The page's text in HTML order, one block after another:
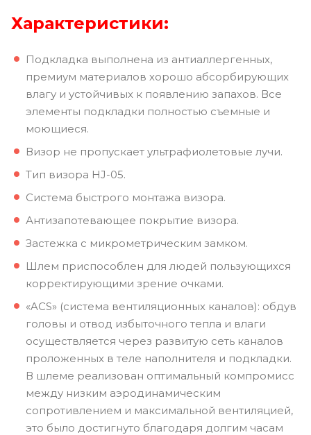
Характеристики:
Подкладка выполнена из антиаллергенных,
премиум материалов хорошо абсорбирующих
влагу и устойчивых к появлению запахов. Все
элементы подкладки полностью съемные и
моющиеся.
Визор не пропускает ультрафиолетовые лучи.
Тип визора HJ-05.
Система быстрого монтажа визора.
Антизапотевающее покрытие визора.
Застежка с микрометрическим замком.
Шлем приспособлен для людей пользующихся
корректирующими зрение очками.
«ACS» (система вентиляционных каналов): обдув
головы и отвод избыточного тепла и влаги
осуществляется через развитую сеть каналов
проложенных в теле наполнителя и подкладки.
В шлеме реализован оптимальный компромисс
между низким аэродинамическим
сопротивлением и максимальной вентиляцией,
это было достигнуто благодаря долгим часам